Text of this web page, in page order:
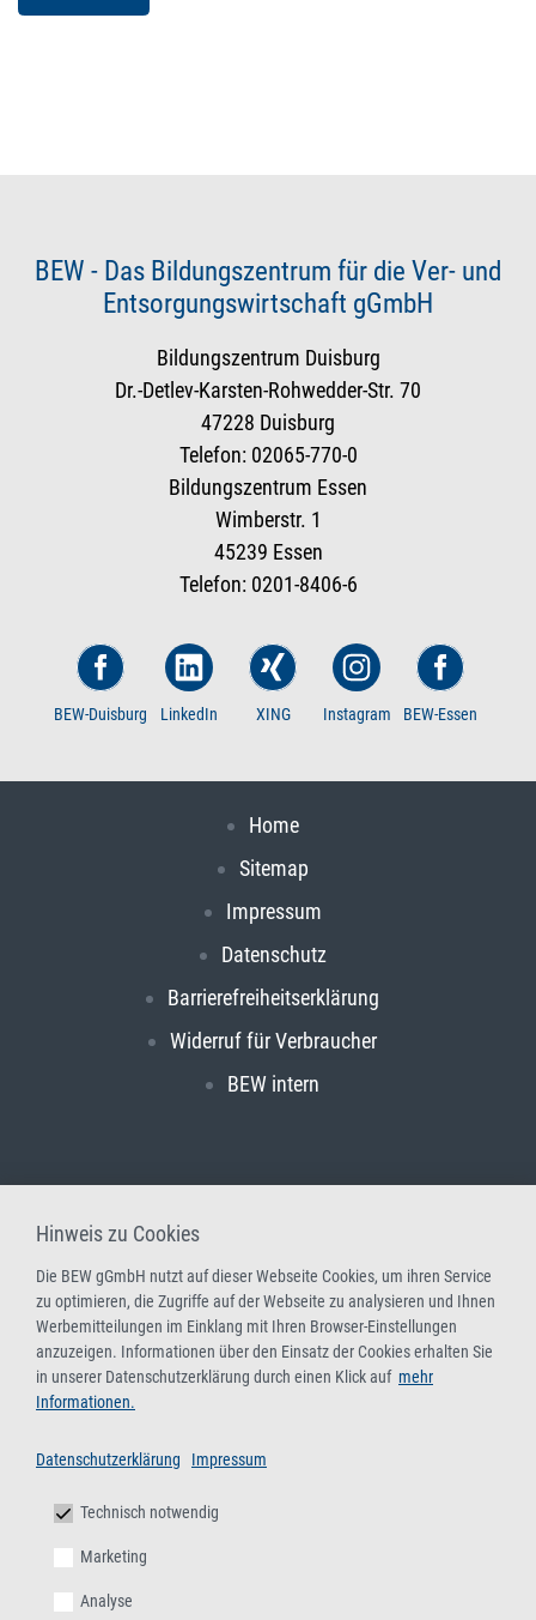
BEW - Das Bildungszentrum für die Ver- und
Entsorgungswirtschaft gGmbH
Bildungszentrum Duisburg
Dr.-Detlev-Karsten-Rohwedder-Str. 70
47228 Duisburg
Telefon: 02065-770-0
Bildungszentrum Essen
Wimberstr. 1
45239 Essen
Telefon: 0201-8406-6
BEW-Duisburg LinkedIn XING Instagram BEW-Essen
Home
Sitemap
Impressum
Datenschutz
Barrierefreiheitserklärung
Widerruf für Verbraucher
BEW intern
Hinweis zu Cookies
Die BEW gGmbH nutzt auf dieser Webseite Cookies, um ihren Service
zu optimieren, die Zugriffe auf der Webseite zu analysieren und Ihnen
Werbemitteilungen im Einklang mit Ihren Browser-Einstellungen
anzuzeigen. Informationen über den Einsatz der Cookies erhalten Sie
in unserer Datenschutzerklärung durch einen Klick auf mehr
Informationen.
Datenschutzerklärung Impressum
Technisch notwendig
Marketing
Analyse